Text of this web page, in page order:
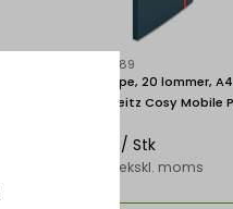
ESS46700089
Demomappe, 20 lommer,
Fløjlsgrå, Leitz Cosy Mobile
/ Stk
DKK 46,20 ekskl. moms